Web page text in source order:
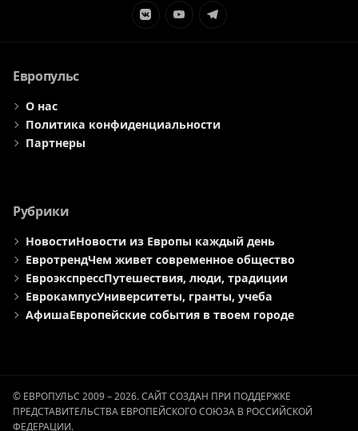
ЭлементЭлементЭлемент
Европульс
О нас
Политика конфиденциальности
Партнеры
Рубрики
НовостиНовости из Европы каждый день
ЕвротрендЧем живет современное общество
ЕвроэкспрессПутешествия, люди, традиции
ЕврокампусУниверситеты, гранты, учеба
АфишаЕвропейские события в твоем городе
© ЕВРОПУЛЬС 2009 – 2026. САЙТ СОЗДАН ПРИ ПОДДЕРЖКЕ
ПРЕДСТАВИТЕЛЬСТВА ЕВРОПЕЙСКОГО СОЮЗА В РОССИЙСКОЙ
ФЕДЕРАЦИИ.